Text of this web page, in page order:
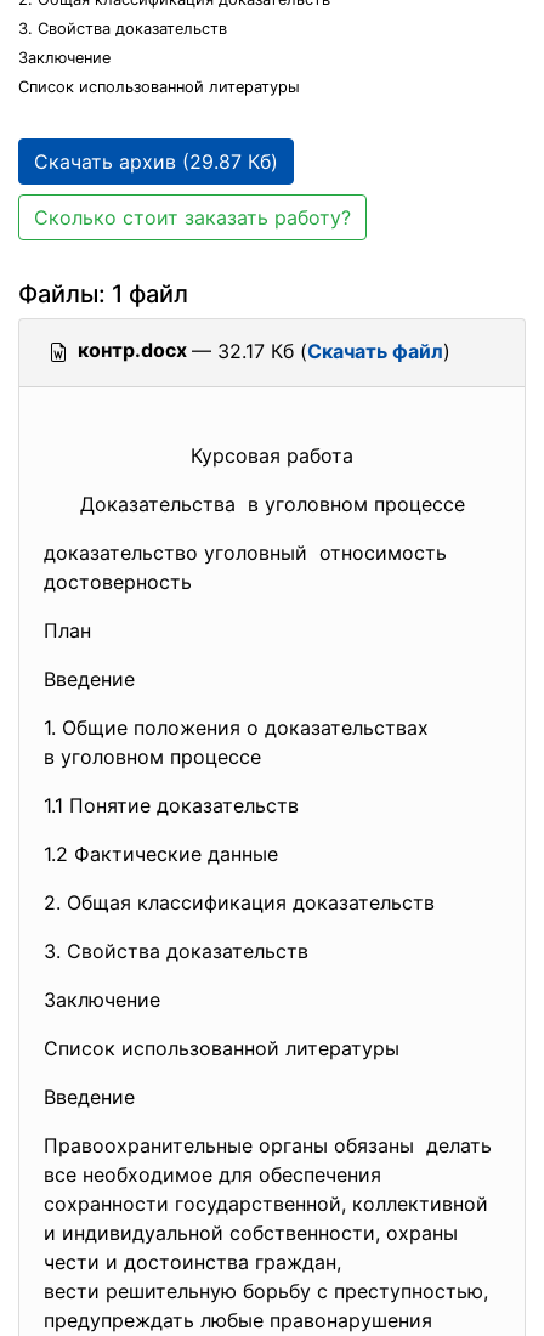
3. Свойства доказательств
Заключение
Список использованной литературы
Скачать архив (29.87 Кб)
Сколько стоит заказать работу?
Файлы: 1 файл
контр.docx — 32.17 Кб (Скачать файл)
Курсовая работа
Доказательства в уголовном процессе
доказательство уголовный относимость
достоверность
План
Введение
1. Общие положения о доказательствах
в уголовном процессе
1.1 Понятие доказательств
1.2 Фактические данные
2. Общая классификация доказательств
3. Свойства доказательств
Заключение
Список использованной литературы
Введение
Правоохранительные органы обязаны делать
все необходимое для обеспечения
сохранности государственной, коллективной
и индивидуальной собственности, охраны
чести и достоинства граждан,
вести решительную борьбу с преступностью,
предупреждать любые правонарушения